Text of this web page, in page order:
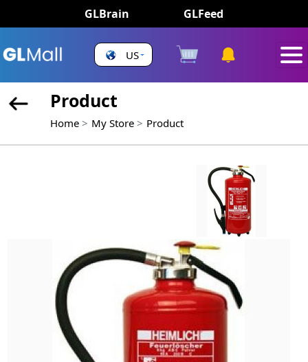
GLBrain GLFeed
US
Product
Home My Store Product